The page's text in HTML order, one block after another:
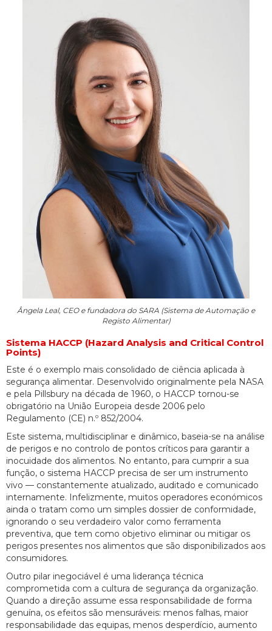
Ângela Leal, CEO e fundadora do SARA (Sistema de Automação e
Registo Alimentar)
Sistema HACCP (Hazard Analysis and Critical Control
Points)
Este é o exemplo mais consolidado de ciência aplicada à
segurança alimentar. Desenvolvido originalmente pela NASA
e pela Pillsbury na década de 1960, o HACCP tornou-se
obrigatório na União Europeia desde 2006 pelo
Regulamento (CE) n.º 852/2004.
Este sistema, multidisciplinar e dinâmico, baseia-se na análise
de perigos e no controlo de pontos críticos para garantir a
inocuidade dos alimentos. No entanto, para cumprir a sua
função, o sistema HACCP precisa de ser um instrumento
vivo — constantemente atualizado, auditado e comunicado
internamente. Infelizmente, muitos operadores económicos
ainda o tratam como um simples dossier de conformidade,
ignorando o seu verdadeiro valor como ferramenta
preventiva, que tem como objetivo eliminar ou mitigar os
perigos presentes nos alimentos que são disponibilizados aos
consumidores.
Outro pilar inegociável é uma liderança técnica
comprometida com a cultura de segurança da organização.
Quando a direção assume essa responsabilidade de forma
genuína, os efeitos são mensuráveis: menos falhas, maior
responsabilidade das equipas, menos desperdício, aumento